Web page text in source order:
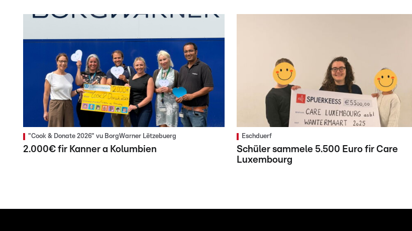
"Cook & Donate 2026" vu BorgWarner Lëtzebuerg
2.000€ fir Kanner a Kolumbien
Eschduerf
Schüler sammele 5.500 Euro fir Care
Luxembourg